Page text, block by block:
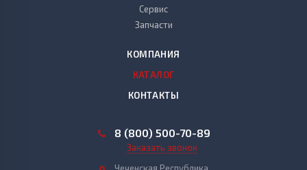
Сервис
Запчасти
КОМПАНИЯ
КАТАЛОГ
КОНТАКТЫ
8 (800) 500-70-89
Заказать звонок